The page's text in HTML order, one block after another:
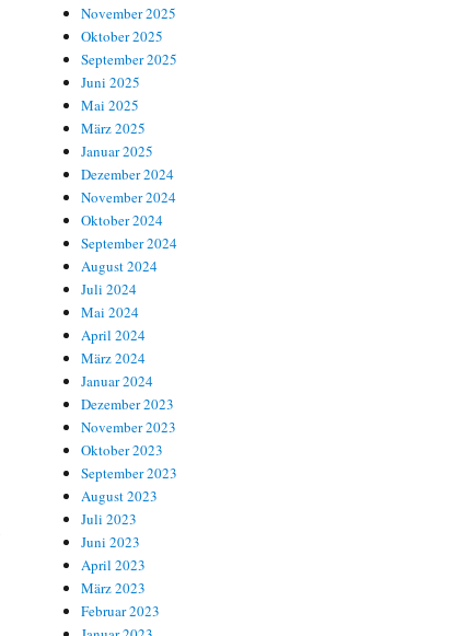
November 2025
Oktober 2025
September 2025
Juni 2025
Mai 2025
März 2025
Januar 2025
Dezember 2024
November 2024
Oktober 2024
September 2024
August 2024
Juli 2024
Mai 2024
April 2024
März 2024
Januar 2024
Dezember 2023
November 2023
Oktober 2023
September 2023
August 2023
Juli 2023
Juni 2023
April 2023
März 2023
Februar 2023